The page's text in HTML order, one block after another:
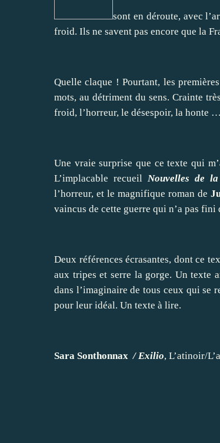
sont en déroute, avec
froid. Ils ne savent pas encore que la
Quelle claque ! Pourtant, les
mots, au détriment du sens. Crainte
froid, l’horreur, le désespoir, la honte …
Une vraie surprise que ce texte qui
L’implacable recueil Nouvelles de
l’horreur, et le magnifique roman de
vaincus de cette guerre qui n’a pas fini
Deux références écrasantes, dont ce
aux tripes et serre la gorge. Un texte
dans l’imaginaire de tous ceux qui se
pour leur idéal. Un texte à lire.
Sara Sonthonnax / Exilio, L’atinoir/